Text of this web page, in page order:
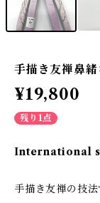
手描き友禅鼻
¥19,800
残り1点
International
手描き友禅の技法